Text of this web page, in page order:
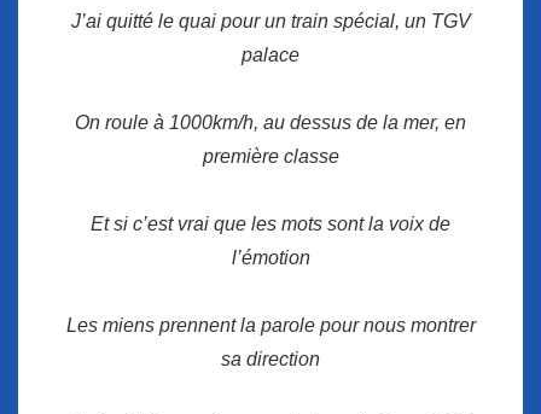
J’ai quitté le quai pour un train spécial, un TGV
palace
On roule à 1000km/h, au dessus de la mer, en
première classe
Et si c’est vrai que les mots sont la voix de
l’émotion
Les miens prennent la parole pour nous montrer
sa direction